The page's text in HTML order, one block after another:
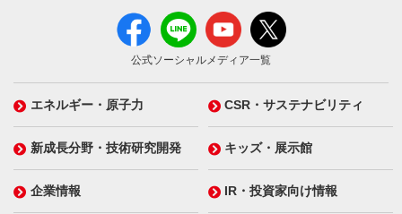
公式ソーシャルメディア一覧
エネルギー・原子力 CSR・サステナビリティ
新成長分野・技術研究開発 キッズ・展示館
企業情報 IR・投資家向け情報